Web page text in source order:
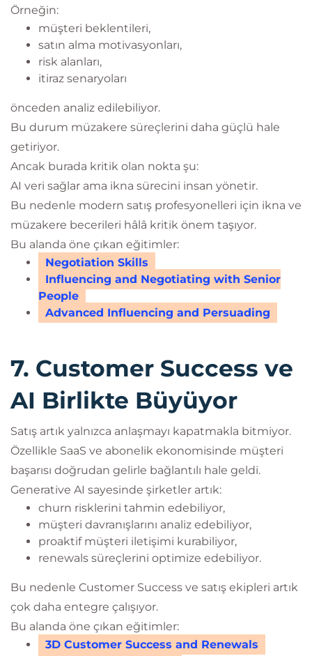
Örneğin:
müşteri beklentileri,
satın alma motivasyonları,
risk alanları,
itiraz senaryoları
önceden analiz edilebiliyor.
Bu durum müzakere süreçlerini daha güçlü hale
getiriyor.
Ancak burada kritik olan nokta şu:
AI veri sağlar ama ikna sürecini insan yönetir.
Bu nedenle modern satış profesyonelleri için ikna ve
müzakere becerileri hâlâ kritik önem taşıyor.
Bu alanda öne çıkan eğitimler:
Negotiation Skills
Influencing and Negotiating with Senior
People
Advanced Influencing and Persuading
7. Customer Success ve
AI Birlikte Büyüyor
Satış artık yalnızca anlaşmayı kapatmakla bitmiyor.
Özellikle SaaS ve abonelik ekonomisinde müşteri
başarısı doğrudan gelirle bağlantılı hale geldi.
Generative AI sayesinde şirketler artık:
churn risklerini tahmin edebiliyor,
müşteri davranışlarını analiz edebiliyor,
proaktif müşteri iletişimi kurabiliyor,
renewals süreçlerini optimize edebiliyor.
Bu nedenle Customer Success ve satış ekipleri artık
çok daha entegre çalışıyor.
Bu alanda öne çıkan eğitimler:
3D Customer Success and Renewals